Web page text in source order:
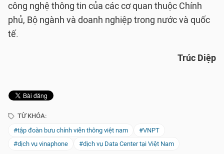
công nghệ thông tin của các cơ quan thuộc Chính
phủ, Bộ ngành và doanh nghiệp trong nước và quốc
tế.
Trúc Diệp
TỪ KHÓA:
#tập đoàn bưu chính viễn thông việt nam
#VNPT
#dịch vụ vinaphone
#dịch vụ Data Center tại Việt Nam